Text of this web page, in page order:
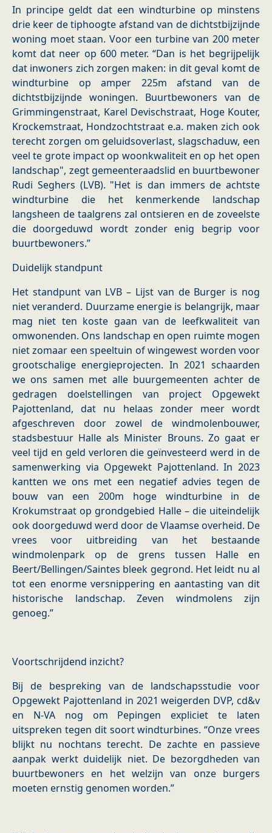
In principe geldt dat een windturbine op minstens
drie keer de tiphoogte afstand van de dichtstbijzijnde
woning moet staan. Voor een turbine van 200 meter
komt dat neer op 600 meter. “Dan is het begrijpelijk
dat inwoners zich zorgen maken: in dit geval komt de
windturbine op amper 225m afstand van de
dichtstbijzijnde woningen. Buurtbewoners van de
Grimmingenstraat, Karel Devischstraat, Hoge Kouter,
Krockemstraat, Hondzochtstraat e.a. maken zich ook
terecht zorgen om geluidsoverlast, slagschaduw, een
veel te grote impact op woonkwaliteit en op het open
landschap", zegt gemeenteraadslid en buurtbewoner
Rudi Seghers (LVB). "Het is dan immers de achtste
windturbine die het kenmerkende landschap
langsheen de taalgrens zal ontsieren en de zoveelste
die doorgeduwd wordt zonder enig begrip voor
buurtbewoners.”
Duidelijk standpunt
Het standpunt van LVB – Lijst van de Burger is nog
niet veranderd. Duurzame energie is belangrijk, maar
mag niet ten koste gaan van de leefkwaliteit van
omwonenden. Ons landschap en open ruimte mogen
niet zomaar een speeltuin of wingewest worden voor
grootschalige energieprojecten. In 2021 schaarden
we ons samen met alle buurgemeenten achter de
gedragen doelstellingen van project Opgewekt
Pajottenland, dat nu helaas zonder meer wordt
afgeschreven door zowel de windmolenbouwer,
stadsbestuur Halle als Minister Brouns. Zo gaat er
veel tijd en geld verloren die geïnvesteerd werd in de
samenwerking via Opgewekt Pajottenland. In 2023
kantten we ons met een negatief advies tegen de
bouw van een 200m hoge windturbine in de
Krokumstraat op grondgebied Halle – die uiteindelijk
ook doorgeduwd werd door de Vlaamse overheid. De
vrees voor uitbreiding van het bestaande
windmolenpark op de grens tussen Halle en
Beert/Bellingen/Saintes bleek gegrond. Het leidt nu al
tot een enorme versnippering en aantasting van dit
historische landschap. Zeven windmolens zijn
genoeg.”
Voortschrijdend inzicht?
Bij de bespreking van de landschapsstudie voor
Opgewekt Pajottenland in 2021 weigerden DVP, cd&v
en N-VA nog om Pepingen expliciet te laten
uitspreken tegen dit soort windturbines. “Onze vrees
blijkt nu nochtans terecht. De zachte en passieve
aanpak werkt duidelijk niet. De bezorgdheden van
buurtbewoners en het welzijn van onze burgers
moeten ernstig genomen worden.”